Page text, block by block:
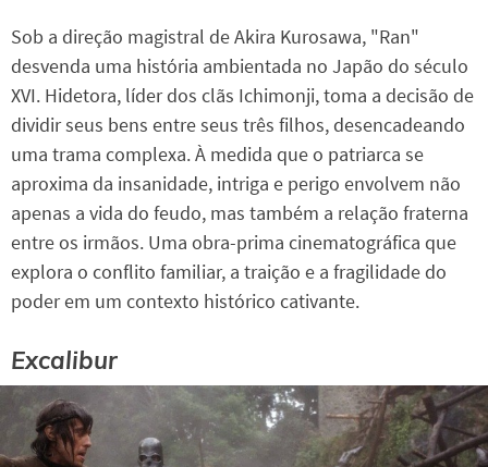
Sob a direção magistral de Akira Kurosawa, "Ran"
desvenda uma história ambientada no Japão do século
XVI. Hidetora, líder dos clãs Ichimonji, toma a decisão de
dividir seus bens entre seus três filhos, desencadeando
uma trama complexa. À medida que o patriarca se
aproxima da insanidade, intriga e perigo envolvem não
apenas a vida do feudo, mas também a relação fraterna
entre os irmãos. Uma obra-prima cinematográfica que
explora o conflito familiar, a traição e a fragilidade do
poder em um contexto histórico cativante.
Excalibur